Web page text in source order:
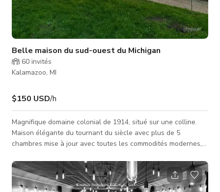
Belle maison du sud-ouest du Michigan
60 invités
Kalamazoo, MI
$150 USD/h
Magnifique domaine colonial de 1914, situé sur une colline.
Maison élégante du tournant du siècle avec plus de 5
chambres mise à jour avec toutes les commodités modernes,
et caractère alors que vous traversez l'allée d'entrée en
terrasses comprenant un pont vers la porte d'entrée
accueillante et le grand hall d'entrée. Superbes planchers en